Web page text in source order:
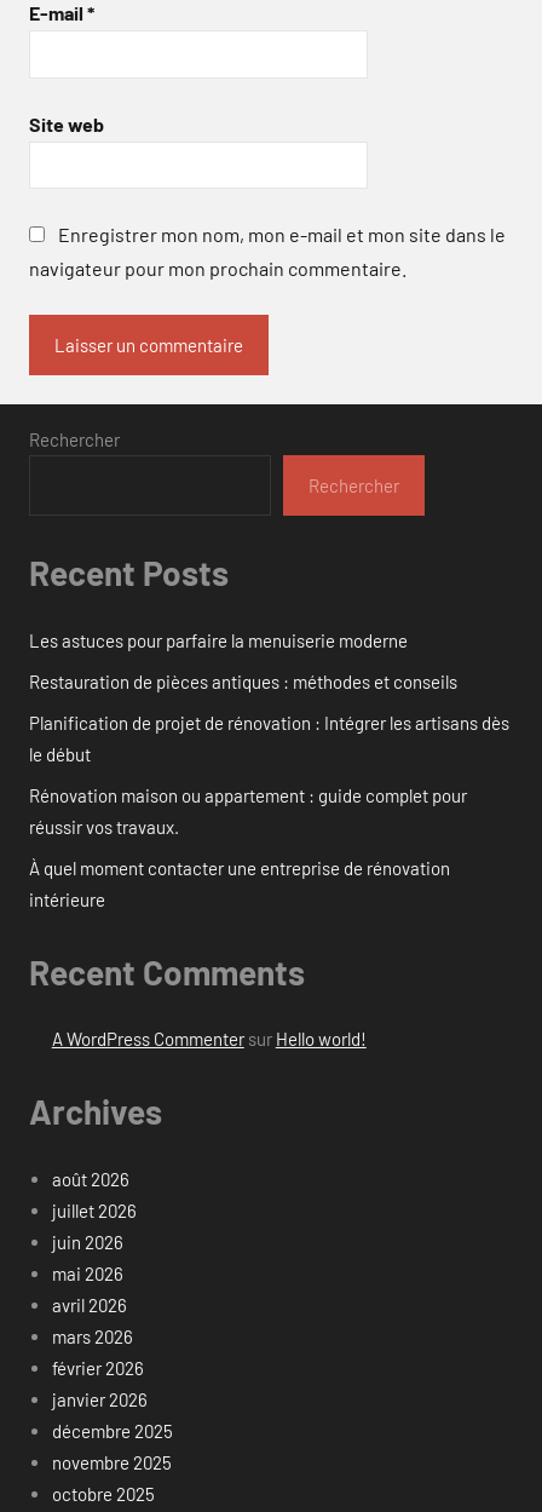
E-mail *
Site web
Enregistrer mon nom, mon e-mail et mon site dans le
navigateur pour mon prochain commentaire.
Rechercher
Rechercher
Recent Posts
Les astuces pour parfaire la menuiserie moderne
Restauration de pièces antiques : méthodes et conseils
Planification de projet de rénovation : Intégrer les artisans dès
le début
Rénovation maison ou appartement : guide complet pour
réussir vos travaux.
À quel moment contacter une entreprise de rénovation
intérieure
Recent Comments
A WordPress Commentersur Hello world!
Archives
août 2026
juillet 2026
juin 2026
mai 2026
avril 2026
mars 2026
février 2026
janvier 2026
décembre 2025
novembre 2025
octobre 2025